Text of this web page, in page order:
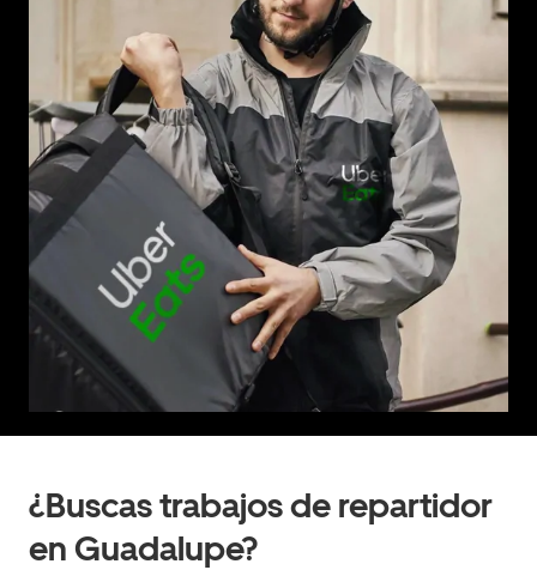
¿Buscas trabajos de repartidor
en Guadalupe?